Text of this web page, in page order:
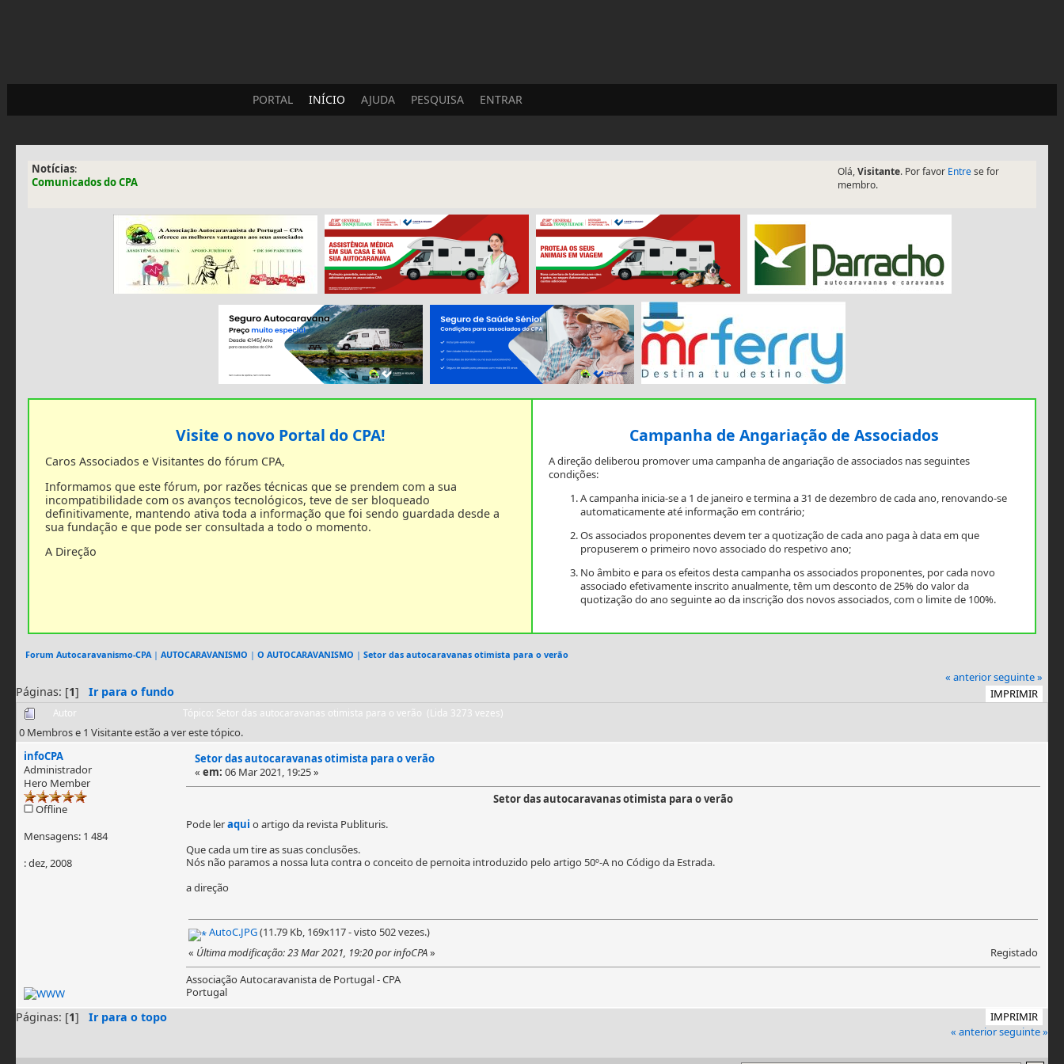
PORTAL INÍCIO AJUDA PESQUISA ENTRAR
Olá,Visitante. Por favor Entrese for
membro.
Notícias:
Comunicados do CPA
Visite o novo Portal do CPA!
Caros Associados e Visitantes do fórum CPA,
Informamos que este fórum, por razões técnicas que se prendem com a sua
incompatibilidade com os avanços tecnológicos, teve de ser bloqueado
definitivamente, mantendo ativa toda a informação que foi sendo guardada desde a
sua fundação e que pode ser consultada a todo o momento.
A Direção
Campanha de Angariação de Associados
A direção deliberou promover uma campanha de angariação de associados nas seguintes
condições:
A campanha inicia-se a 1 de janeiro e termina a 31 de dezembro de cada ano, renovando-se
automaticamente até informação em contrário;
Os associados proponentes devem ter a quotização de cada ano paga à data em que
propuserem o primeiro novo associado do respetivo ano;
No âmbito e para os efeitos desta campanha os associados proponentes, por cada novo
associado efetivamente inscrito anualmente, têm um desconto de 25% do valor da
quotização do ano seguinte ao da inscrição dos novos associados, com o limite de 100%.
Forum Autocaravanismo-CPA| AUTOCARAVANISMO | O AUTOCARAVANISMO | Setor das autocaravanas otimista para o verão
Páginas: [1] Ir para o fundo
« anteriorseguinte »
IMPRIMIR
Autor Tópico: Setor das autocaravanas otimista para o verão (Lida 3273 vezes)
0 Membros e 1 Visitante estão a ver este tópico.
infoCPA
Administrador
Hero Member
Offline
Mensagens: 1 484
: dez, 2008
Setor das autocaravanas otimista para o verão
« em: 06 Mar 2021, 19:25 »
Setor das autocaravanas otimista para o verão
Pode leraqui o artigo da revista Publituris.
Que cada um tire as suas conclusões.
Nós não paramos a nossa luta contra o conceito de pernoita introduzido pelo artigo 50º-A no Código da Estrada.
a direção
AutoC.JPG(11.79 Kb, 169x117 - visto 502 vezes.)
« Última modificação: 23 Mar 2021, 19:20 por infoCPA»
Registado
Associação Autocaravanista de Portugal - CPA
Portugal
Páginas: [1] Ir para o topo
IMPRIMIR
« anteriorseguinte »